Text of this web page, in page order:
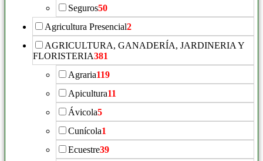
Seguros50
Agricultura Presencial2
AGRICULTURA, GANADERÍA, JARDINERIA Y
FLORISTERIA381
Agraria119
Apicultura11
Ávicola5
Cunícola1
Ecuestre39